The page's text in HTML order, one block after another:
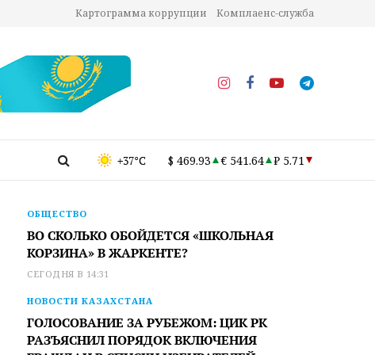
Картограмма коррупции Комплаенс-служба
+37°C $ 469.93 € 541.64 ₽ 5.71
ОБЩЕСТВО
ВО СКОЛЬКО ОБОЙДЕТСЯ «ШКОЛЬНАЯ
КОРЗИНА» В ЖАРКЕНТЕ?
СЕГОДНЯ В 14:31
НОВОСТИ КАЗАХСТАНА
ГОЛОСОВАНИЕ ЗА РУБЕЖОМ: ЦИК РК
РАЗЪЯСНИЛ ПОРЯДОК ВКЛЮЧЕНИЯ